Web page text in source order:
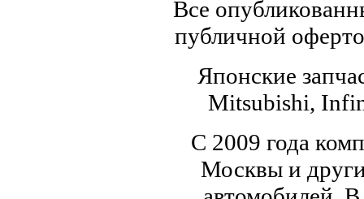
Все
публичной
Японские
Mitsubishi,
С 2009 года
Москвы и